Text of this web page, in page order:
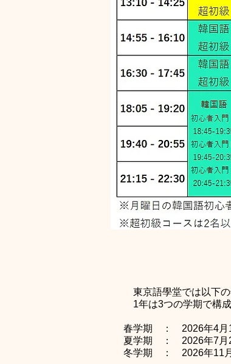
東京語學堂では以下の
1年は3つの学期で構成
春学期 ： 2026年4
夏学期 ： 2026年7月
冬学期 ： 2026年11